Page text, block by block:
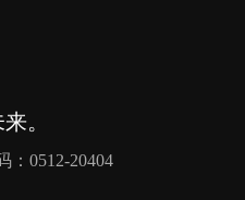
。
：0512-20404